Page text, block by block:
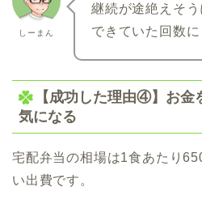
しーまん
継続が途絶えそ
できていた回数に
【成功した理由④】お金
気になる
宅配弁当の相場は1食あたり
い出費です。